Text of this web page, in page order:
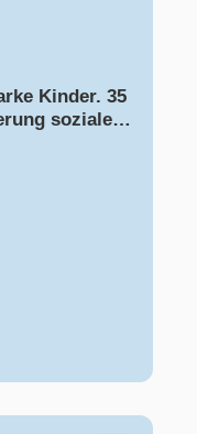
Kinder. 35
sozialer